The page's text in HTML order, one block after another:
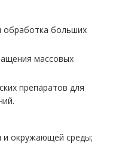
обработка больших
массовых
препаратов для
и окружающей среды;